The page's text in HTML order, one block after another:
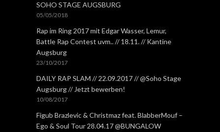
SOHO STAGE AUGSBURG
05/05/2018
Rap im Ring 2017 mit Edgar Wasser, Lemur,
Battle Rap Contest uvm.. // 18.11. // Kantine
Augsburg
23/10/2017
DAILY RAP SLAM // 22.09.2017 // @Soho Stage
Augsburg // Jetzt bewerben!
10/08/2017
Figub Brazlevic & Christmaz feat. BlabberMouf –
Ego & Soul Tour 28.04.17 @BUNGALOW